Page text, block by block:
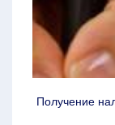
Получение